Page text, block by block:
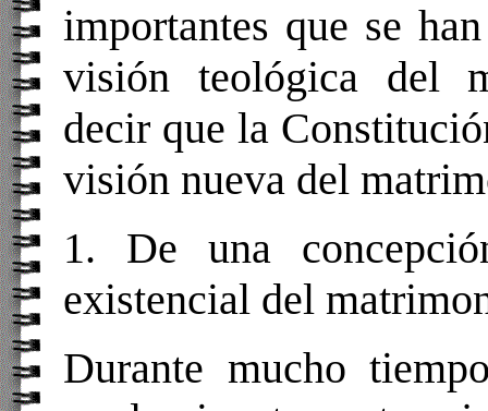
importantes que se
visión teológica del
decir que la
visión nueva del
1. De una
existencial del
Durante mucho